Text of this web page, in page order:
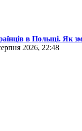
в Польщі. Як
2026, 22:48